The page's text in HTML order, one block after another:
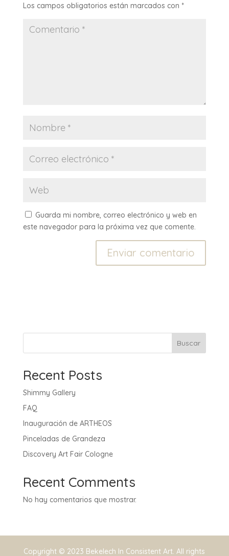
Los campos obligatorios están marcados con *
Guarda mi nombre, correo electrónico y web en
este navegador para la próxima vez que comente.
Buscar
Recent Posts
Shimmy Gallery
FAQ
Inauguración de ARTHEOS
Pinceladas de Grandeza
Discovery Art Fair Cologne
Recent Comments
No hay comentarios que mostrar.
Copyright © 2023 Bekelech In Consistent Art. All rights